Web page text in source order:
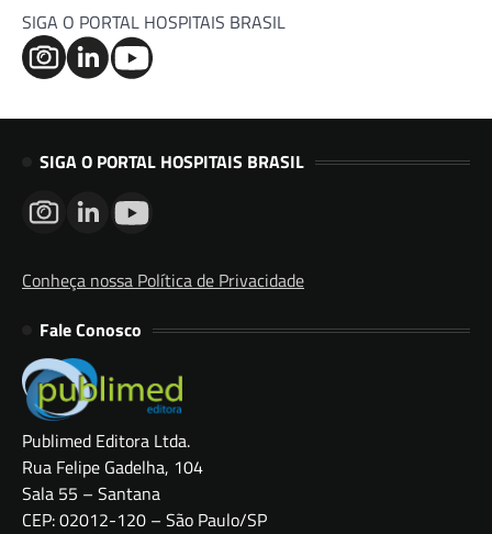
SIGA O PORTAL HOSPITAIS BRASIL
SIGA O PORTAL HOSPITAIS BRASIL
Conheça nossa Política de Privacidade
Fale Conosco
Publimed Editora Ltda.
Rua Felipe Gadelha, 104
Sala 55 – Santana
CEP: 02012-120 – São Paulo/SP